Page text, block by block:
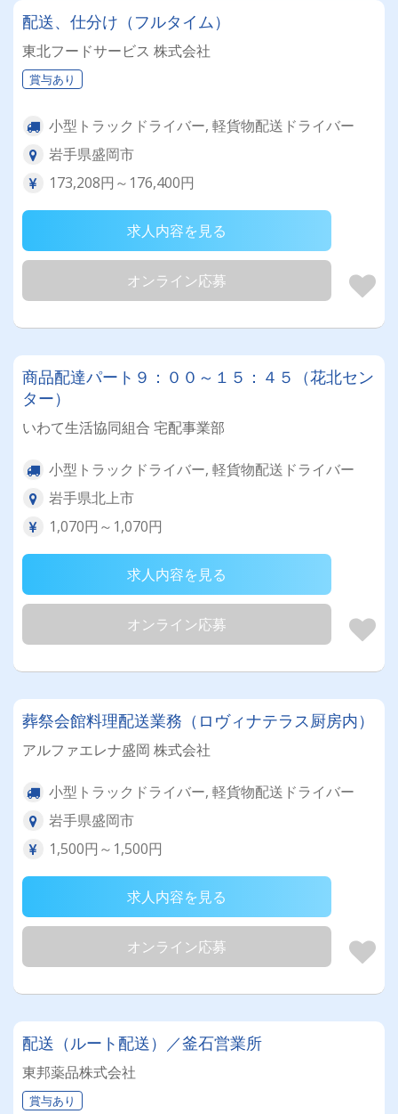
配送、仕分け（フルタイム）
東北フードサービス 株式会社
賞与あり
小型トラックドライバー, 軽貨物配送ドライバー
岩手県盛岡市
173,208円～176,400円
求人内容を見る
オンライン応募
商品配達パート９：００～１５：４５（花北セン
ター）
いわて生活協同組合 宅配事業部
小型トラックドライバー, 軽貨物配送ドライバー
岩手県北上市
1,070円～1,070円
求人内容を見る
オンライン応募
葬祭会館料理配送業務（ロヴィナテラス厨房内）
アルファエレナ盛岡 株式会社
小型トラックドライバー, 軽貨物配送ドライバー
岩手県盛岡市
1,500円～1,500円
求人内容を見る
オンライン応募
配送（ルート配送）／釜石営業所
東邦薬品株式会社
賞与あり